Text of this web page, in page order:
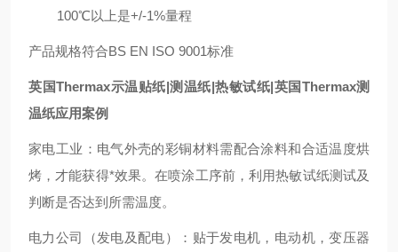
100℃以上是+/-1%量程
产品规格符合BS EN ISO 9001标准
英国Thermax示温贴纸|测温纸|热敏试纸|英国Thermax测
温纸应用案例
家电工业：电气外壳的彩铜材料需配合涂料和合适温度烘
烤，才能获得*效果。在喷涂工序前，利用热敏试纸测试及
判断是否达到所需温度。
电力公司（发电及配电）：贴于发电机，电动机，变压器